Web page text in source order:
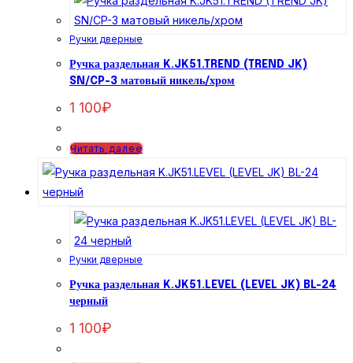
Ручки дверные
Ручка раздельная K.JK51.TREND (TREND JK)
SN/CP-3 матовый никель/хром
1 100₽
Читать далее
Ручки дверные
Ручка раздельная K.JK51.LEVEL (LEVEL JK) BL-24
черный
1 100₽